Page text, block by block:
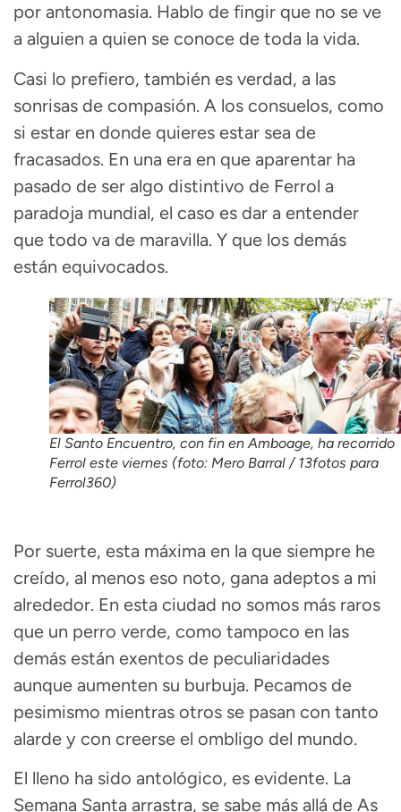
por antonomasia. Hablo de fingir que no se ve
a alguien a quien se conoce de toda la vida.
Casi lo prefiero, también es verdad, a las
sonrisas de compasión. A los consuelos, como
si estar en donde quieres estar sea de
fracasados. En una era en que aparentar ha
pasado de ser algo distintivo de Ferrol a
paradoja mundial, el caso es dar a entender
que todo va de maravilla. Y que los demás
están equivocados.
El Santo Encuentro, con fin en Amboage, ha recorrido
Ferrol este viernes (foto: Mero Barral / 13fotos para
Ferrol360)
Por suerte, esta máxima en la que siempre he
creído, al menos eso noto, gana adeptos a mi
alrededor. En esta ciudad no somos más raros
que un perro verde, como tampoco en las
demás están exentos de peculiaridades
aunque aumenten su burbuja. Pecamos de
pesimismo mientras otros se pasan con tanto
alarde y con creerse el ombligo del mundo.
El lleno ha sido antológico, es evidente. La
Semana Santa arrastra, se sabe más allá de As